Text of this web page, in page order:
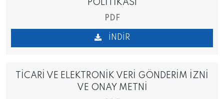
POLİTİKASI
PDF
İNDIR
TİCARİ VE ELEKTRONİK VERİ GÖNDERİM İZNİ
VE ONAY METNİ